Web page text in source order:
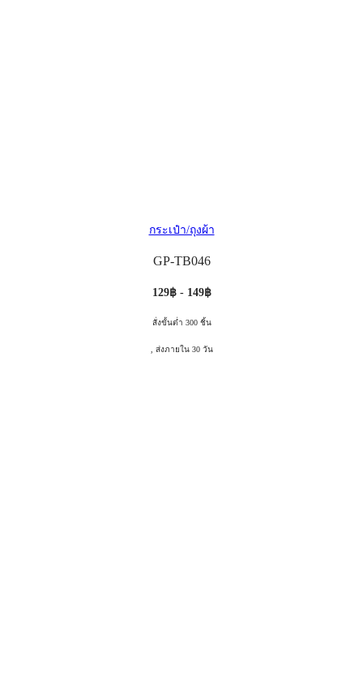
กระเป๋า/ถุงผ้า
GP-TB046
129฿ - 149฿
สั่งขั้นต่ำ 300 ชิ้น
, ส่งภายใน 30 วัน